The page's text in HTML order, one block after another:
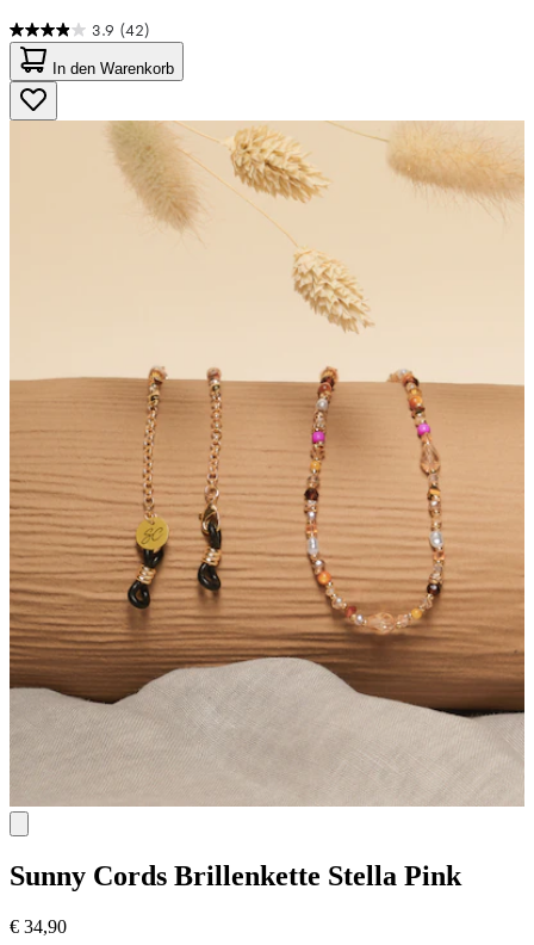
3.9 (42)
3.9
von
5
Sternen.
42
Bewertungen
In den Warenkorb
Sunny Cords Brillenkette Stella Pink
€ 34,90